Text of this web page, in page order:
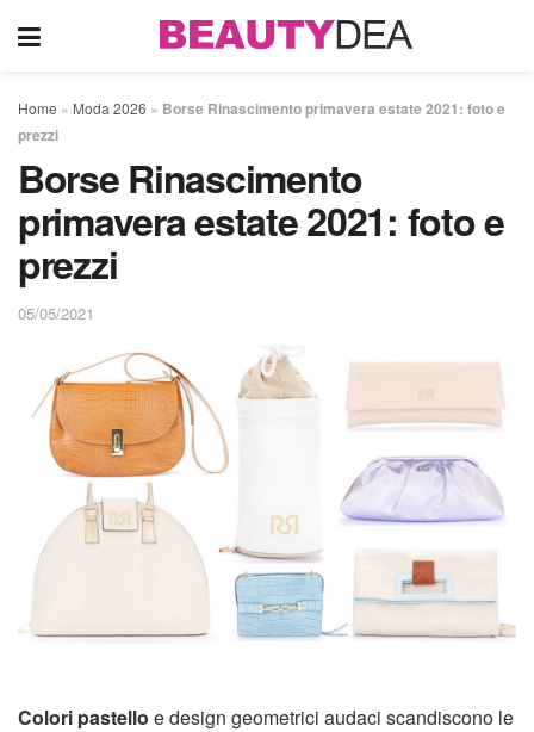
Home » Moda 2026 » Borse Rinascimento primavera estate 2021: foto e
prezzi
Borse Rinascimento
primavera estate 2021: foto e
prezzi
05/05/2021
Colori pastello e design geometrici audaci scandiscono le